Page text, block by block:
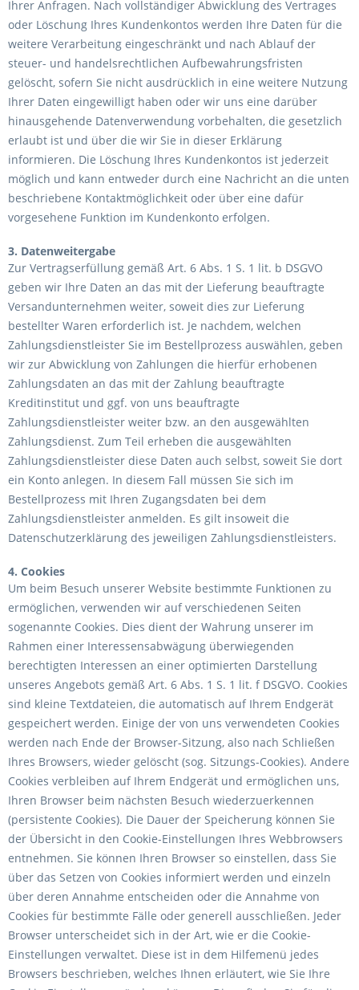
Ihrer Anfragen. Nach vollständiger Abwicklung des Vertrages
oder Löschung Ihres Kundenkontos werden Ihre Daten für die
weitere Verarbeitung eingeschränkt und nach Ablauf der
steuer- und handelsrechtlichen Aufbewahrungsfristen
gelöscht, sofern Sie nicht ausdrücklich in eine weitere Nutzung
Ihrer Daten eingewilligt haben oder wir uns eine darüber
hinausgehende Datenverwendung vorbehalten, die gesetzlich
erlaubt ist und über die wir Sie in dieser Erklärung
informieren. Die Löschung Ihres Kundenkontos ist jederzeit
möglich und kann entweder durch eine Nachricht an die unten
beschriebene Kontaktmöglichkeit oder über eine dafür
vorgesehene Funktion im Kundenkonto erfolgen.
3. Datenweitergabe
Zur Vertragserfüllung gemäß Art. 6 Abs. 1 S. 1 lit. b DSGVO
geben wir Ihre Daten an das mit der Lieferung beauftragte
Versandunternehmen weiter, soweit dies zur Lieferung
bestellter Waren erforderlich ist. Je nachdem, welchen
Zahlungsdienstleister Sie im Bestellprozess auswählen, geben
wir zur Abwicklung von Zahlungen die hierfür erhobenen
Zahlungsdaten an das mit der Zahlung beauftragte
Kreditinstitut und ggf. von uns beauftragte
Zahlungsdienstleister weiter bzw. an den ausgewählten
Zahlungsdienst. Zum Teil erheben die ausgewählten
Zahlungsdienstleister diese Daten auch selbst, soweit Sie dort
ein Konto anlegen. In diesem Fall müssen Sie sich im
Bestellprozess mit Ihren Zugangsdaten bei dem
Zahlungsdienstleister anmelden. Es gilt insoweit die
Datenschutzerklärung des jeweiligen Zahlungsdienstleisters.
4. Cookies
Um beim Besuch unserer Website bestimmte Funktionen zu
ermöglichen, verwenden wir auf verschiedenen Seiten
sogenannte Cookies. Dies dient der Wahrung unserer im
Rahmen einer Interessensabwägung überwiegenden
berechtigten Interessen an einer optimierten Darstellung
unseres Angebots gemäß Art. 6 Abs. 1 S. 1 lit. f DSGVO. Cookies
sind kleine Textdateien, die automatisch auf Ihrem Endgerät
gespeichert werden. Einige der von uns verwendeten Cookies
werden nach Ende der Browser-Sitzung, also nach Schließen
Ihres Browsers, wieder gelöscht (sog. Sitzungs-Cookies). Andere
Cookies verbleiben auf Ihrem Endgerät und ermöglichen uns,
Ihren Browser beim nächsten Besuch wiederzuerkennen
(persistente Cookies). Die Dauer der Speicherung können Sie
der Übersicht in den Cookie-Einstellungen Ihres Webbrowsers
entnehmen. Sie können Ihren Browser so einstellen, dass Sie
über das Setzen von Cookies informiert werden und einzeln
über deren Annahme entscheiden oder die Annahme von
Cookies für bestimmte Fälle oder generell ausschließen. Jeder
Browser unterscheidet sich in der Art, wie er die Cookie-
Einstellungen verwaltet. Diese ist in dem Hilfemenü jedes
Browsers beschrieben, welches Ihnen erläutert, wie Sie Ihre